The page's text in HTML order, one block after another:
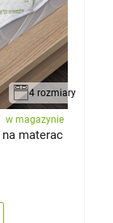
4 rozmiary
w magazynie